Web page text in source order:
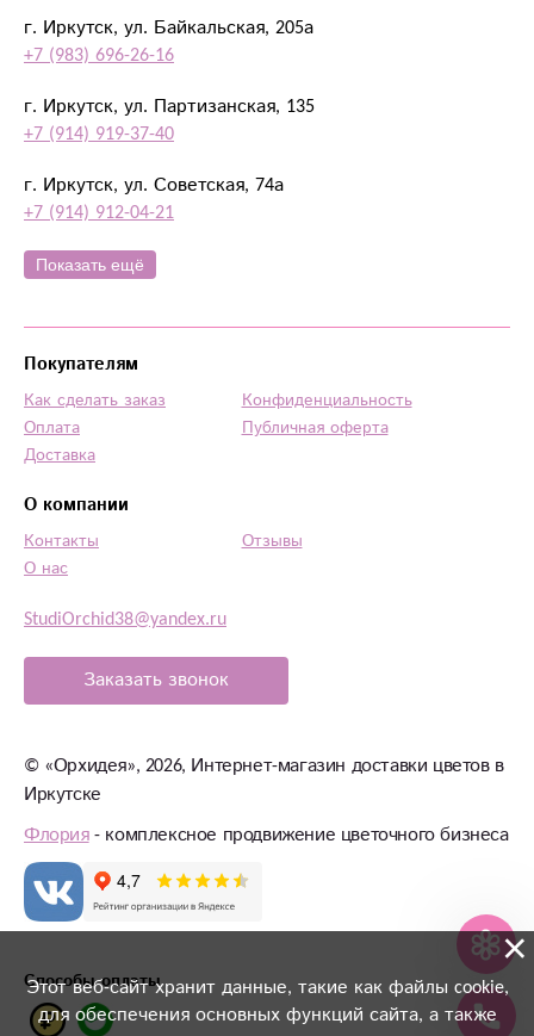
Этот веб-сайт хранит данные, такие как файлы cookie,
для обеспечения основных функций сайта, а также
×
г. Иркутск, ул. Байкальская, 205а
+7 (983) 696-26-16
г. Иркутск, ул. Партизанская, 135
+7 (914) 919-37-40
г. Иркутск, ул. Советская, 74а
+7 (914) 912-04-21
Показать ещё
StudiOrchid38@yandex.ru
Заказать звонок
Покупателям
Как сделать заказ
Оплата
Доставка
Конфиденциальность
Публичная оферта
О компании
Контакты
О нас
Отзывы
© «Орхидея», 2026, Интернет-магазин доставки цветов в
Иркутске
Флория- комплексное продвижение цветочного бизнеса
Способы оплаты